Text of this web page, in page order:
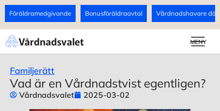
Föräldramedgivande Bonusföräldraavtal Vårdnadshavare
Vårdnadsvalet MENY
Familjerätt
Vad är en Vårdnadstvist egentligen?
Vårdnadsvalet 2025-03-02